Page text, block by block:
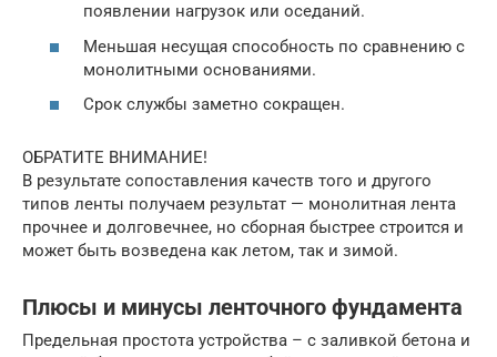
появлении нагрузок или оседаний.
Меньшая несущая способность по сравнению с
монолитными основаниями.
Срок службы заметно сокращен.
ОБРАТИТЕ ВНИМАНИЕ!
В результате сопоставления качеств того и другого
типов ленты получаем результат — монолитная лента
прочнее и долговечнее, но сборная быстрее строится и
может быть возведена как летом, так и зимой.
Плюсы и минусы ленточного фундамента
Предельная простота устройства – с заливкой бетона и